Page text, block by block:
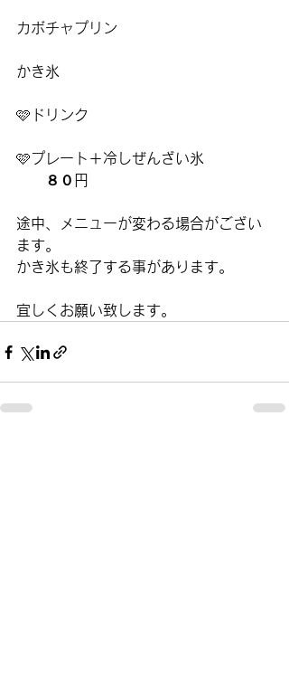
カボチャプリン
かき氷
🩷 ドリンク
🩷プレート＋冷しぜんざい氷
８０円
途中、メニューが変わる場合がござい
ます。
かき氷も終了する事があります。
宜しくお願い致します。